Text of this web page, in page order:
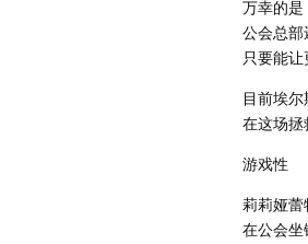
万幸的是
公会总部
只要能
目前埃
在这场拯
游戏性
莉莉娅蕾
在公会坐